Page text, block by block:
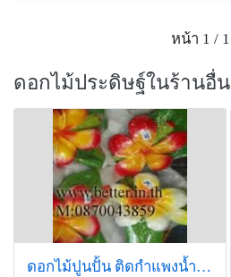
หน้า 1 / 1
ดอกไม้ประดิษฐ์ในร้านอื่น
ดอกไม้ปูนปั้น ติดกำแพงน้ำตก